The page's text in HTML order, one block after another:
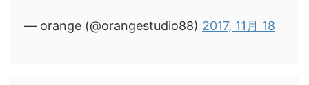
— orange (@orangestudio88) 2017, 11月 18